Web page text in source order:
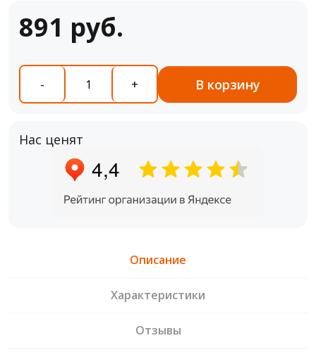
891 руб.
- + В корзину
Нас ценят
Описание
Характеристики
Отзывы